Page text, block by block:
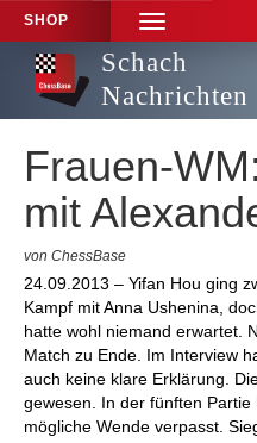
SHOP
TOGGLE
NAVIGATION
Schach
Nachrichten
Frauen-
mit
von ChessBase
24.09.2013 – Yifan Hou ging
Kampf mit Anna Ushenina,
hatte wohl niemand erwartet.
Match zu Ende. Im Interview
auch keine klare Erklärung.
gewesen. In der fünften
mögliche Wende verpasst.